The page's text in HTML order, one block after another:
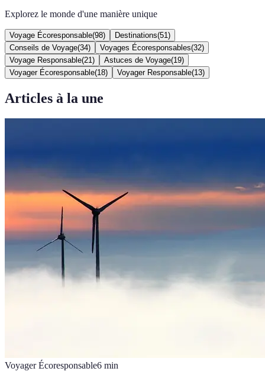
Explorez le monde d'une manière unique
Voyage Écoresponsable(98) Destinations(51 )
Conseils de Voyage(34) Voyages Écoresponsables(32)
Voyage Responsable(21 ) Astuces de Voyage(19)
Voyager Écoresponsable(18) Voyager Responsable(13)
Articles à la une
Voyager Écoresponsable6 min